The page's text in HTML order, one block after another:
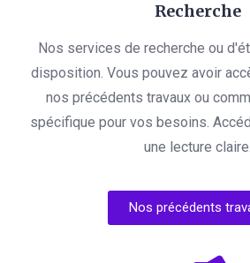
Recherche
Nos services de recherche ou
disposition. Vous pouvez avoir
nos précédents travaux ou
spécifique pour vos besoins.
une lecture claire.
Nos précédents